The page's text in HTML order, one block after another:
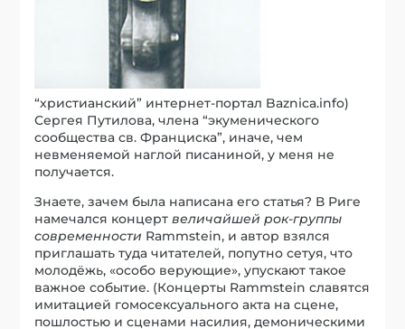
“христианский” интернет-портал Baznica.info)
Сергея Путилова, члена “экуменического
сообщества св. Франциска”, иначе, чем
невменяемой наглой писаниной, у меня не
получается.
Знаете, зачем была написана его статья? В Риге
намечался концертвеличайшей рок-группы
современности Rammstein, и автор взялся
приглашать туда читателей, попутно сетуя, что
молодёжь, «особо верующие», упускают такое
важное событие. (Концерты Rammstein славятся
имитацией гомосексуального акта на сцене,
пошлостью и сценами насилия, демоническими